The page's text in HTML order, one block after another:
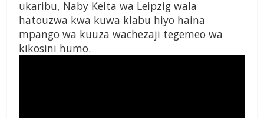
ukaribu, Naby Keita wa Leipzig wala
hatouzwa kwa kuwa klabu hiyo haina
mpango wa kuuza wachezaji tegemeo wa
kikosini humo.